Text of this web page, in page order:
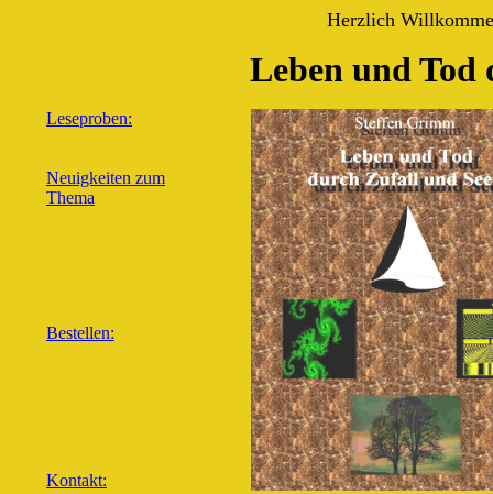
Herzlich
Leben und Tod
Leseproben:
Neuigkeiten zum
Thema
Bestellen:
Kontakt: